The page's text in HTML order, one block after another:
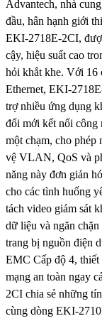
Advantech, nhà
đầu, hân hạnh giới
EKI-2718E-2CI,
cậy, hiệu suất cao
hỏi khắt khe. Với 16
Ethernet, EKI-
trợ nhiều ứng dụng
đổi mới kết nối
một chạm, cho phép
vệ VLAN, QoS và
năng này đơn giản
cho các tình huống
tách video giám sát
dữ liệu và ngăn
trang bị nguồn điện
EMC Cấp độ 4, thiết
mạng an toàn ngay
2CI chia sẻ những
cùng dòng EKI-